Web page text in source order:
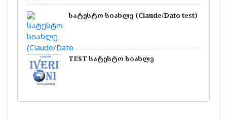
სატესტო სიახლე (Claude/Dato test)
TEST სატესტო სიახლე